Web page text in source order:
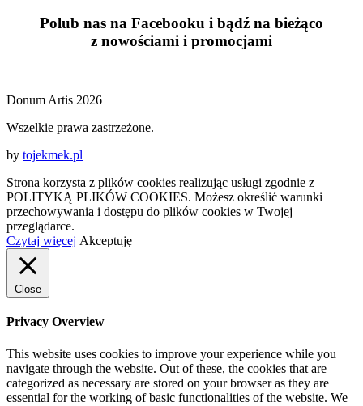
Polub nas na Facebooku i bądź na bieżąco
z nowościami i promocjami
Donum Artis 2026
Wszelkie prawa zastrzeżone.
by tojekmek.pl
Strona korzysta z plików cookies realizując usługi zgodnie z
POLITYKĄ PLIKÓW COOKIES. Możesz określić warunki
przechowywania i dostępu do plików cookies w Twojej
przeglądarce.
Czytaj więcej Akceptuję
Close
Privacy Overview
This website uses cookies to improve your experience while you
navigate through the website. Out of these, the cookies that are
categorized as necessary are stored on your browser as they are
essential for the working of basic functionalities of the website. We